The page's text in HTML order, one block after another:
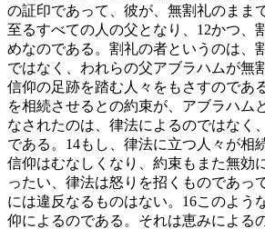
の証印であって、彼が、無割礼のまま
至るすべての人の父となり、 12かつ、
めなのである。割礼の者というのは、
ではなく、われらの父アブラハムが無
信仰の足跡を踏む人々をもさすのである
を相続させるとの約束が、アブラハム
なされたのは、律法によるのではなく
である。 14もし、律法に立つ人々が相
信仰はむなしくなり、約束もまた無効
ったい、律法は怒りを招くものであっ
には違反なるものはない。 16このよう
仰によるのである。それは恵みによる